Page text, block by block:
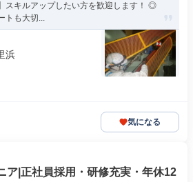
スキルアップしたい方を歓迎します！ ◎
トも大切...
浜
気になる
ア|正社員採用・研修充実・年休12